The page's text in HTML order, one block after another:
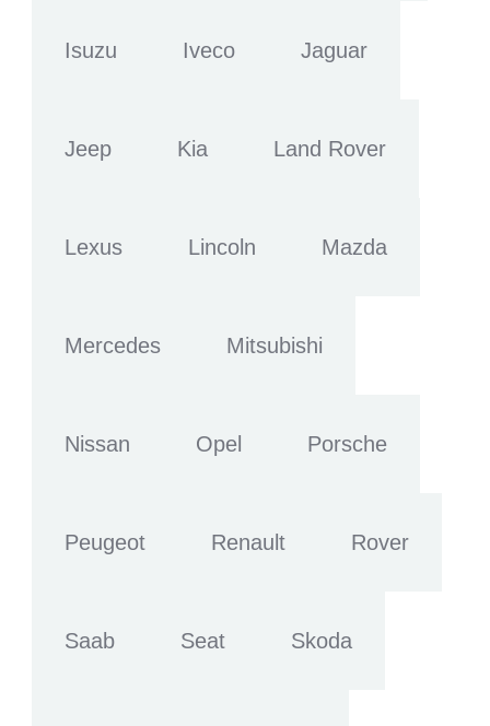
Isuzu Iveco Jaguar
Jeep Kia Land Rover
Lexus Lincoln Mazda
Mercedes Mitsubishi
Nissan Opel Porsche
Peugeot Renault Rover
Saab Seat Skoda